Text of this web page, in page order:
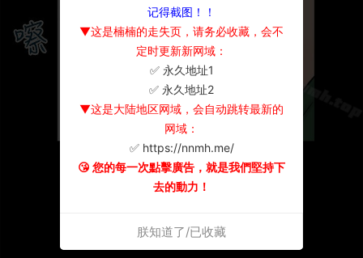
记得截图！！
▼这是楠楠的走失页，请务必收藏，会不
定时更新新网域：
✅ 永久地址1
✅ 永久地址2
▼这是大陆地区网域，会自动跳转最新的
网域：
✅ https://nnmh.me/
😘 您的每一次點擊廣告，就是我們堅持下
去的動力！
朕知道了/已收藏